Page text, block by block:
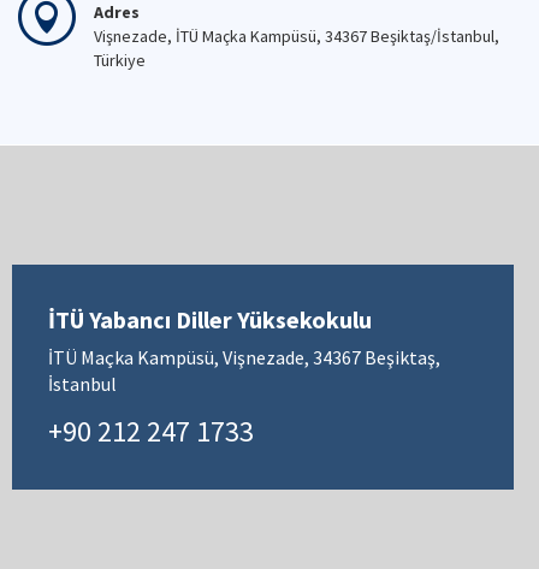
Adres
Vişnezade, İTÜ Maçka Kampüsü, 34367 Beşiktaş/İstanbul,
Türkiye
İTÜ Yabancı Diller Yüksekokulu
İTÜ Maçka Kampüsü, Vişnezade, 34367 Beşiktaş,
İstanbul
+90 212 247 1733